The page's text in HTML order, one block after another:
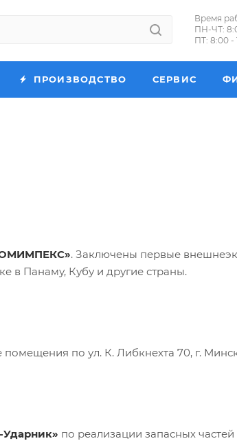
Время
ПН-ЧТ:
ПТ: 8:00 -
ПРОИЗВОДСТВО СЕРВИС
. Заключены первые
в Панаму, Кубу и другие страны.
помещения по ул. К. Либкнехта 70, г.
по реализации запасных